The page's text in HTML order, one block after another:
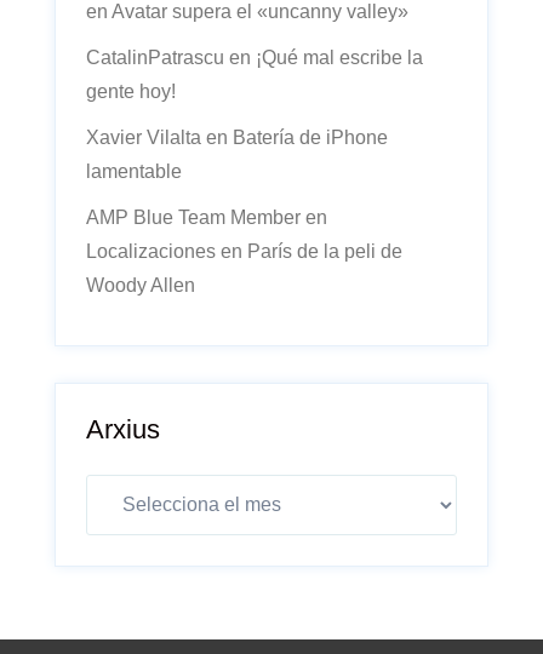
en Avatar supera el «uncanny valley»
CatalinPatrascu en ¡Qué mal escribe la
gente hoy!
Xavier Vilalta en Batería de iPhone
lamentable
AMP Blue Team Member en
Localizaciones en París de la peli de
Woody Allen
Arxius